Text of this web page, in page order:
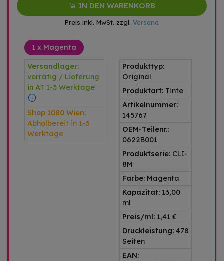
IN DEN WARENKORB
Preis inkl. MwSt. zzgl. Versand
1 x Magenta
Versandlager:
vorrätig / Lieferung
in AT 1-3 Werktage
Shop 1080 Wien:
Abholbereit in 1-3
Werktage
Produkttyp:
Original
Produktart: Tinte
Artikelnummer:
145767
OEM-Teilenr.:
0622B001
Produktserie: CLI-
8M
Farbe: Magenta
Kapazitat: 13,00
ml
Preis/ml: 1,41 €
Druckleistung: 478
Seiten
EAN: